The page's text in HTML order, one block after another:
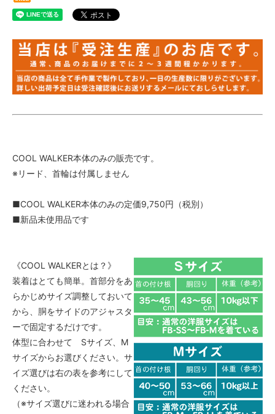
COOL WALKER本体のみの販売です。
※リード、首輪は付属しません
■COOL WALKER本体のみの定価9,750円（税別）
■新品未使用品です
《COOL WALKERとは？》
装着はとても簡単。首部分をあ
らかじめサイズ調整しておいて
から、胴をサイドのアジャスタ
ーで固定するだけです。
体型に合わせて Sサイズ、M
サイズからお選びください。サ
イズ選びは右の表を参考にして
ください。
（※サイズ選びに迷われる場合